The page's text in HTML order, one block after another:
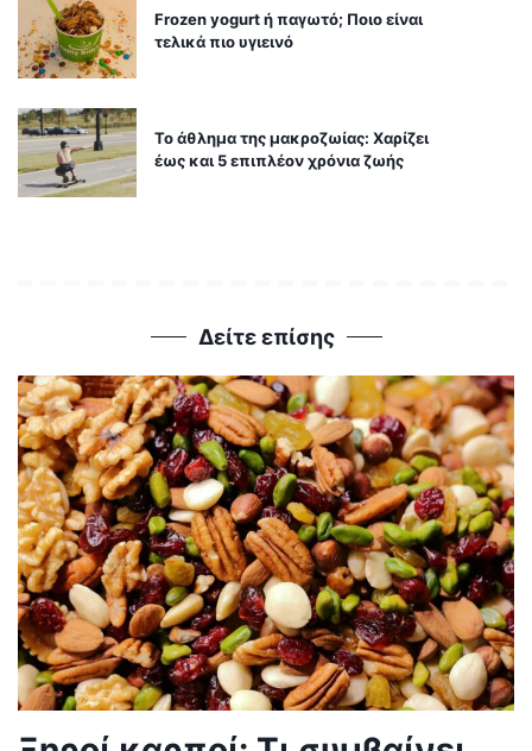
Frozen yogurt ή παγωτό; Ποιο είναι
τελικά πιο υγιεινό
Το άθλημα της μακροζωίας: Χαρίζει
έως και 5 επιπλέον χρόνια ζωής
Δείτε επίσης